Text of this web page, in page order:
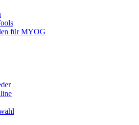
für MYOG